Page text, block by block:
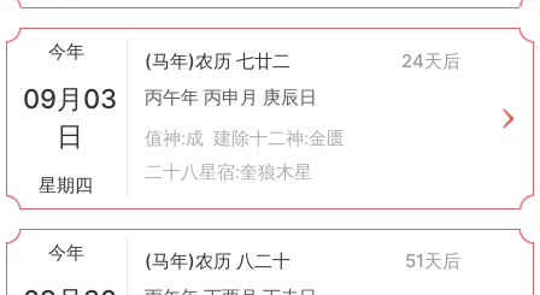
4. 注意事项
即便是在允许打猎的国家或地区，也应当遵守当地法律法规，并注
意以下几点： - 遵守野生动物保护条例，不得非法捕捉或杀害受保
护物种。 - 使用环保型装备，减少对环境的影响。 - 提倡文明畋
猎，尊重自然规律，维护生态平衡。
总之，“畋猎”这一概念在黄历中不仅是一种实践活动的指南，更承
载着丰富的文化内涵与道德教诲。随着时代发展，我们应当从中汲
取有益成分，将其转化为符合现代价值观的生活态度与行为准则。
今年
09月03
日
星期四
(马年)农历 七廿二
24天后
丙午年 丙申月 庚辰日
值神:成 建除十二神:金匮
二十八星宿:奎狼木星
今年 (马年)农历 八二十
51天后